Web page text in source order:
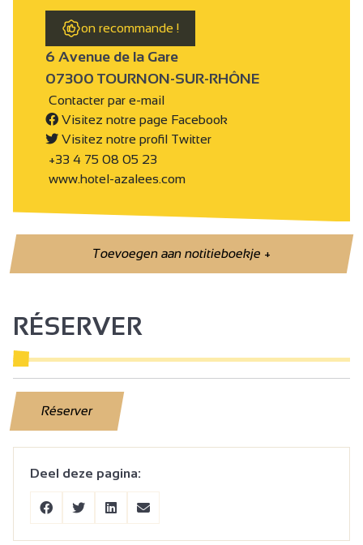
on recommande !
6 Avenue de la Gare
07300 TOURNON-SUR-RHÔNE
Contacter par e-mail
Visitez notre page Facebook
Visitez notre profil Twitter
+33 4 75 08 05 23
www.hotel-azalees.com
Toevoegen aan notitieboekje+
RÉSERVER
Réserver
Deel deze pagina: